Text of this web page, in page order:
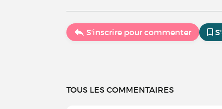
S'inscrire pour commenter
TOUS LES COMMENTAIRES